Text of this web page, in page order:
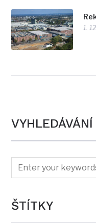
1.
VYHLEDÁVÁNÍ
ŠTÍTKY